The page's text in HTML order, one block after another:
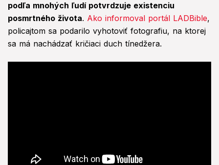
podľa mnohých ľudí potvrdzuje existenciu
posmrtného života. Ako informoval portál LADBible,
policajtom sa podarilo vyhotoviť fotografiu, na ktorej
sa má nachádzať kričiaci duch tínedžera.